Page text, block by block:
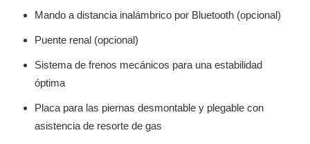
Mando a distancia inalámbrico por Bluetooth (opcional)
Puente renal (opcional)
Sistema de frenos mecánicos para una estabilidad
óptima
Placa para las piernas desmontable y plegable con
asistencia de resorte de gas